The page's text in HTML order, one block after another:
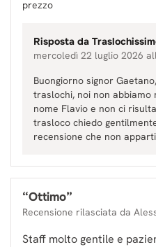
prezzo
Risposta da
mercoledì 22 luglio 2026
Buongiorno signor
traslochi, noi non abbiamo
nome Flavio e non ci
trasloco chiedo
recensione che non
“Ottimo”
Recensione rilasciata da
Staff molto gentile e